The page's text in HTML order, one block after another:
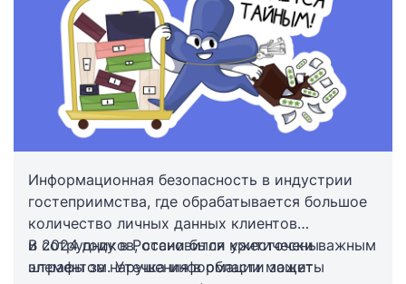
Информационная
безопасность в гостиничном
бизнесе: зоны риска и методы
защиты
Информационная безопасность в индустрии
гостеприимства, где обрабатывается большое
количество личных данных клиентов
и сотрудников, становится критически важным
элементом. Утечка информации может
В 2024 году в России были ужесточены
штрафы за нарушения в области защиты